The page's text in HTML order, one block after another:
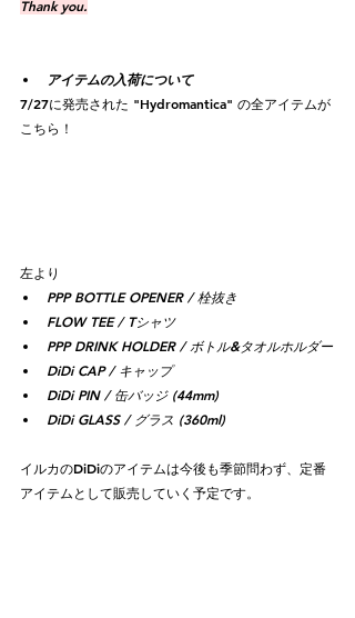
Thank you.
アイテムの入荷について
7/27に発売された "Hydromantica" の全アイテムが
こちら！
左より
PPP BOTTLE OPENER / 栓抜き
FLOW TEE / Tシャツ
PPP DRINK HOLDER / ボトル&タオルホルダー
DiDi CAP / キャップ
DiDi PIN / 缶バッジ (44mm)
DiDi GLASS / グラス (360ml)
イルカのDiDiのアイテムは今後も季節問わず、定番
アイテムとして販売していく予定です。